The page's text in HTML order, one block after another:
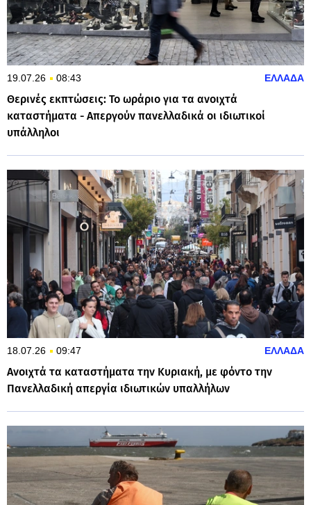
19.07.26 08:43 ΕΛΛΑΔΑ
Θερινές εκπτώσεις: Το ωράριο για τα ανοιχτά
καταστήματα - Απεργούν πανελλαδικά οι ιδιωτικοί
υπάλληλοι
18.07.26 09:47 ΕΛΛΑΔΑ
Ανοιχτά τα καταστήματα την Κυριακή, με φόντο την
Πανελλαδική απεργία ιδιωτικών υπαλλήλων